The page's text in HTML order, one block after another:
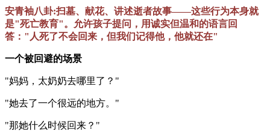
安青袖八卦:扫墓、献花、讲述逝者故事——这些行为本身就
是"死亡教育"。允许孩子提问，用诚实但温和的语言回
答："人死了不会回来，但我们记得他，他就还在"
一个被回避的场景
"妈妈，太奶奶去哪里了？"
"她去了一个很远的地方。"
"那她什么时候回来？"